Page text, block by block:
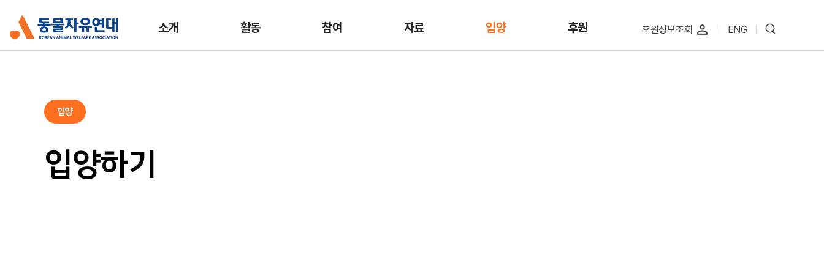
소개 활동 참여 자료 입양 후원 후원정보조회 perm_identity ENG
입양
입양하기